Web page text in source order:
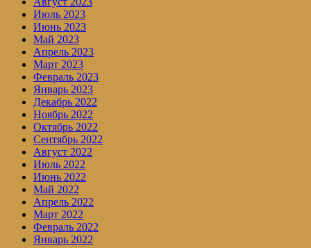
Июль 2023
Июнь 2023
Май 2023
Апрель 2023
Март 2023
Февраль 2023
Январь 2023
Декабрь 2022
Ноябрь 2022
Октябрь 2022
Сентябрь 2022
Август 2022
Июль 2022
Июнь 2022
Май 2022
Апрель 2022
Март 2022
Февраль 2022
Январь 2022